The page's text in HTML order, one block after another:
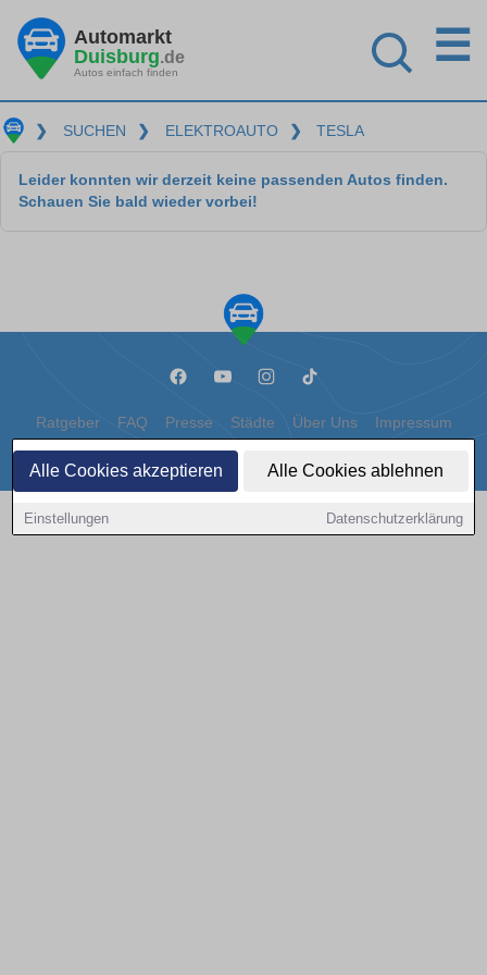
Alle Cookies akzeptieren Alle Cookies ablehnen
Einstellungen Datenschutzerklärung
Automarkt
Duisburg.de
Autos einfach finden
☰
❯ SUCHEN ❯ ELEKTROAUTO ❯ TESLA
Leider konnten wir derzeit keine passenden Autos finden.
Schauen Sie bald wieder vorbei!
Ratgeber FAQ Presse Städte Über Uns Impressum
Datenschutz Cookies
Copyright © 2000 - 2026 | 1A Infosysteme GmbH | Content by: 1a-sites-autos